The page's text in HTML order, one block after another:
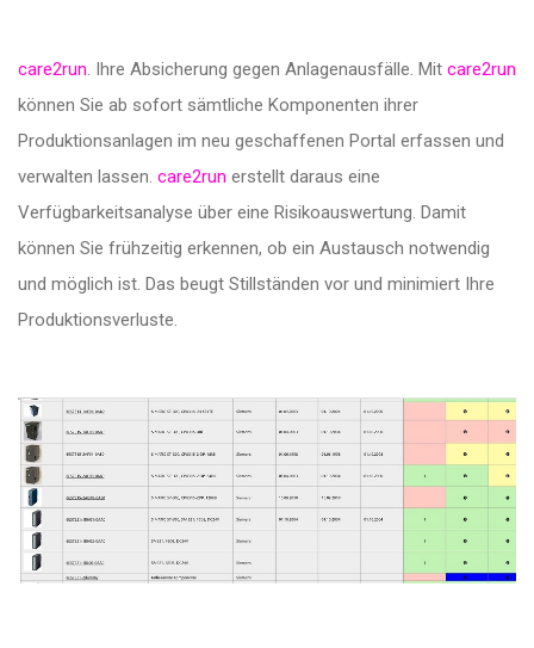
care2run. Ihre Absicherung gegen Anlagenausfälle. Mit care2run
können Sie ab sofort sämtliche Komponenten ihrer
Produktionsanlagen im neu geschaffenen Portal erfassen und
verwalten lassen. care2run erstellt daraus eine
Verfügbarkeitsanalyse über eine Risikoauswertung. Damit
können Sie frühzeitig erkennen, ob ein Austausch notwendig
und möglich ist. Das beugt Stillständen vor und minimiert Ihre
Produktionsverluste.